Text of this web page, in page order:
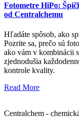
Fotometre HiPo:
od Centralchemu
Hľadáte spôsob, ako
Pozrite sa, prečo sú
ako vám v kombinácii
zjednodušia
kontrole kvality.
Read More
Centralchem -